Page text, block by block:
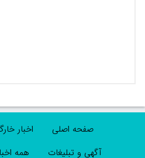
صفحه اصلی اخبار
آگهی و تبلیغات
همه